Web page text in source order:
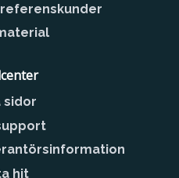
sidor
hit